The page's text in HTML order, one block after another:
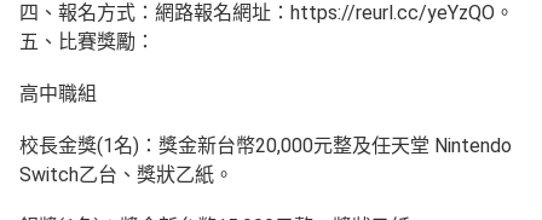
四、報名方式：網路報名網址：https://reurl.cc/yeYzQO。
五、比賽獎勵：
高中職組
校長金獎(1名)：獎金新台幣20,000元整及任天堂 Nintendo
Switch乙台、獎狀乙紙。